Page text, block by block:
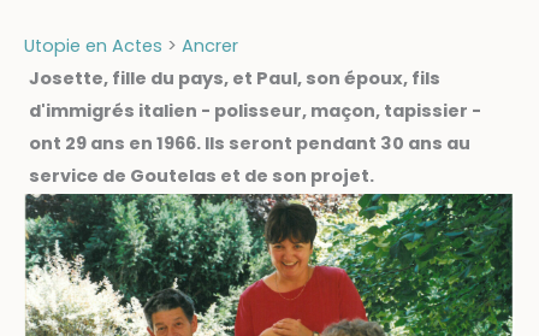
Utopie en Actes > Ancrer
Josette, fille du pays, et Paul, son époux, fils
d'immigrés italien - polisseur, maçon, tapissier -
ont 29 ans en 1966. Ils seront pendant 30 ans au
service de Goutelas et de son projet.